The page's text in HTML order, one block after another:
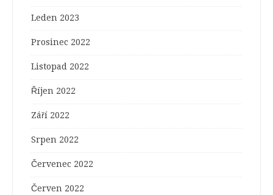
Leden 2023
Prosinec 2022
Listopad 2022
Říjen 2022
Září 2022
Srpen 2022
Červenec 2022
Červen 2022